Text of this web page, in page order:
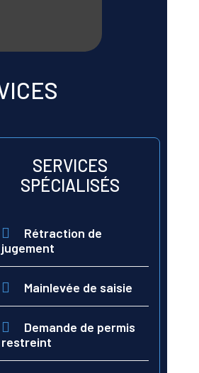
SERVICES
SPÉCIALISÉS
Rétraction de
jugement
Mainlevée de saisie
Demande de permis
restreint